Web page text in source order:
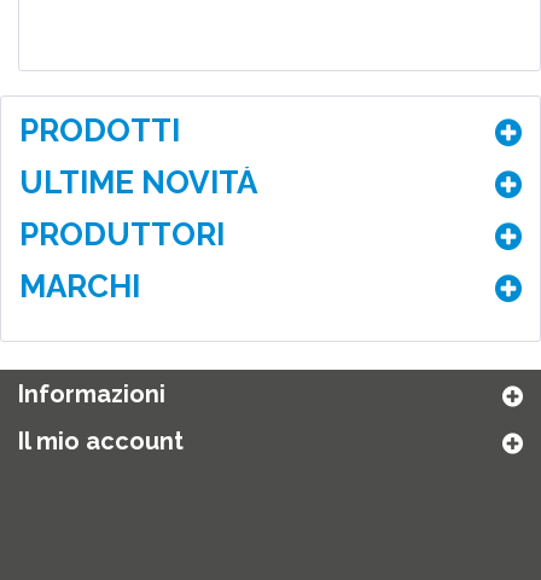
PRODOTTI
ULTIME NOVITÀ
PRODUTTORI
MARCHI
Informazioni
Il mio account